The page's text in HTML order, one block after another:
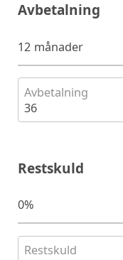
Avbetalning
12 månader
Avbetalning
36
Restskuld
0%
Restskuld